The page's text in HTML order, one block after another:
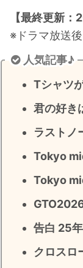
【最終更新：
※ドラマ放送
人気記事♪
Tシャツ
君の好き
ラストノ
Tokyo
Tokyo
告白 25
クロスロ